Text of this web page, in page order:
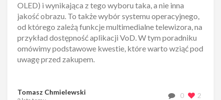
OLED) i wynikająca z tego wyboru taka, a nie inna
jakość obrazu. To także wybór systemu operacyjnego,
od którego zależą funkcje multimedialne telewizora, na
przykład dostępność aplikacji VoD. W tym poradniku
omówimy podstawowe kwestie, które warto wziąć pod
uwagę przed zakupem.
Tomasz Chmielewski 0 2